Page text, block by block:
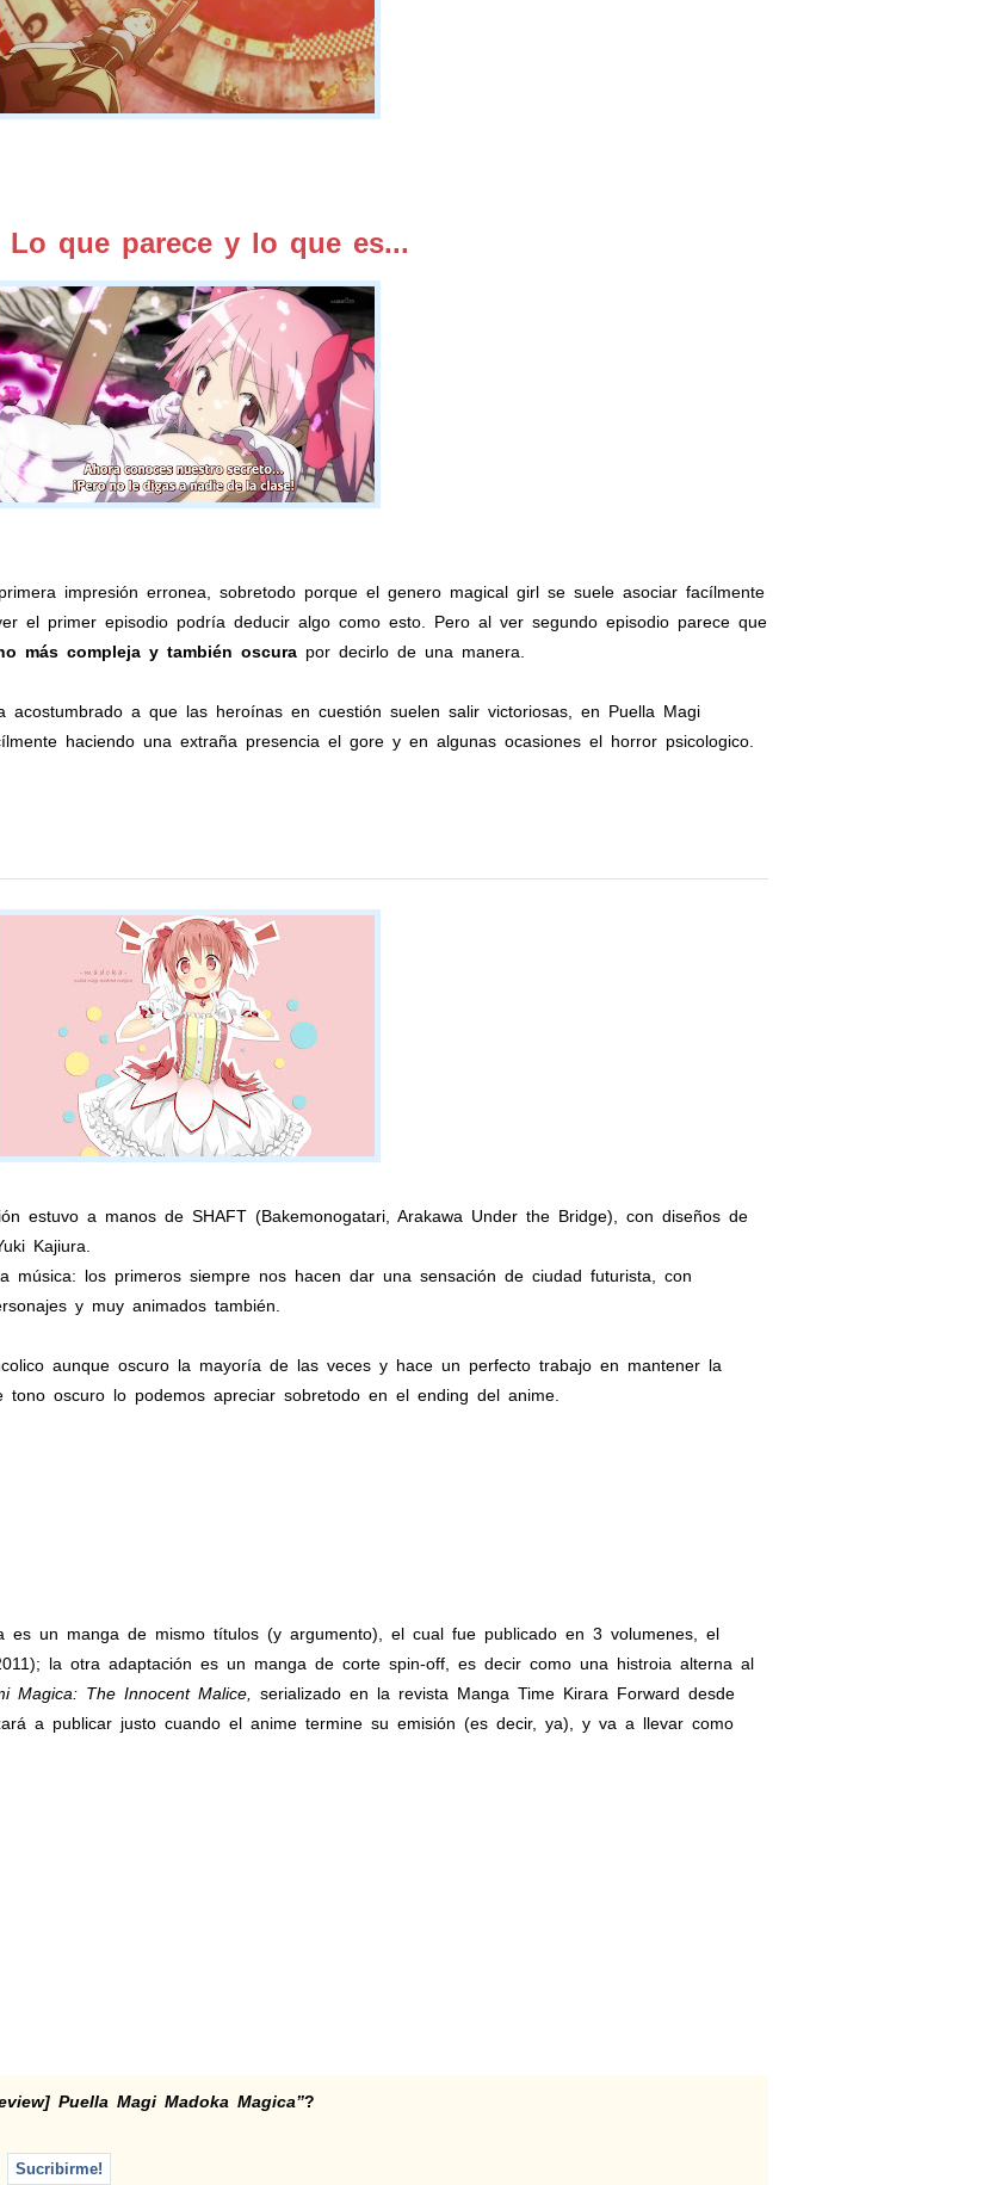
Lo que parece y lo que es...
impresión erronea, sobretodo porque el genero magical girl se suele asociar facílmente
el primer episodio podría deducir algo como esto. Pero al ver segundo episodio parece que
más compleja y también oscurapor decirlo de una manera.
a que las heroínas en cuestión suelen salir victoriosas, en Puella Magi
haciendo una extraña presencia el gore y en algunas ocasiones el horror psicologico.
estuvo a manos de SHAFT (Bakemonogatari, Arakawa Under the Bridge), con diseños de
Kajiura.
los primeros siempre nos hacen dar una sensación de ciudad futurista, con
y muy animados también.
aunque oscuro la mayoría de las veces y hace un perfecto trabajo en mantener la
oscuro lo podemos apreciar sobretodo en el ending del anime.
es un manga de mismo títulos (y argumento), el cual fue publicado en 3 volumenes, el
la otra adaptación es un manga de corte spin-off, es decir como una histroia alterna al
Magica: The Innocent Malice, serializado en la revista Manga Time Kirara Forward desde
a publicar justo cuando el anime termine su emisión (es decir, ya), y va a llevar como
Puella Magi Madoka Magica”?